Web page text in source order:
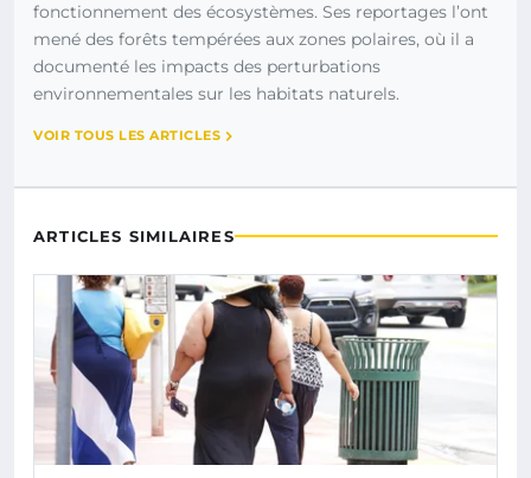
fonctionnement des écosystèmes. Ses reportages l’ont
mené des forêts tempérées aux zones polaires, où il a
documenté les impacts des perturbations
environnementales sur les habitats naturels.
VOIR TOUS LES ARTICLES
ARTICLES SIMILAIRES